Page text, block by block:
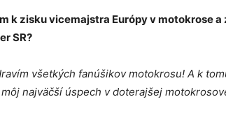
k zisku vicemajstra Európy v motokrose
SR?
všetkých fanúšikov motokrosu! A k
najväčší úspech v doterajšej